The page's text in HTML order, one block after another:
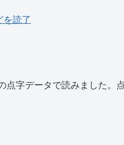
読了
点字データで読みました。